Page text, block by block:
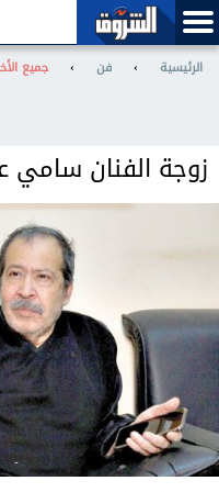
الرئيسية › فن › جميع
زوجة الفنان سامي